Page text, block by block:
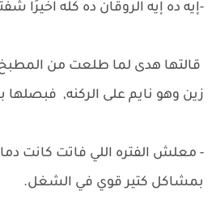
-إيه ده إيه الروقان ده كله اخيرًا
قالتها هدى لما طلعت من
زين وهو نايم على الركنه, فبصلها
- معلش الفتره اللي فاتت كانت
بمشاكل كتير قوي في الشغل.